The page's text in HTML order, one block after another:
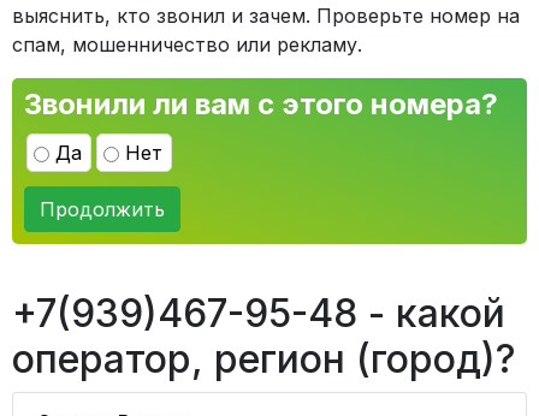
выяснить, кто звонил и зачем. Проверьте номер на
спам, мошенничество или рекламу.
Звонили ли вам с этого номера?
Да Нет
Продолжить
+7(939)467-95-48 - какой
оператор, регион (город)?